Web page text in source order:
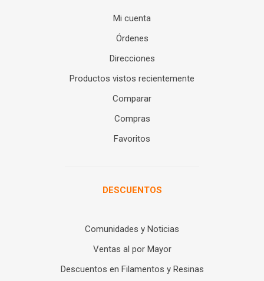
Mi cuenta
Órdenes
Direcciones
Productos vistos recientemente
Comparar
Compras
Favoritos
DESCUENTOS
Comunidades y Noticias
Ventas al por Mayor
Descuentos en Filamentos y Resinas